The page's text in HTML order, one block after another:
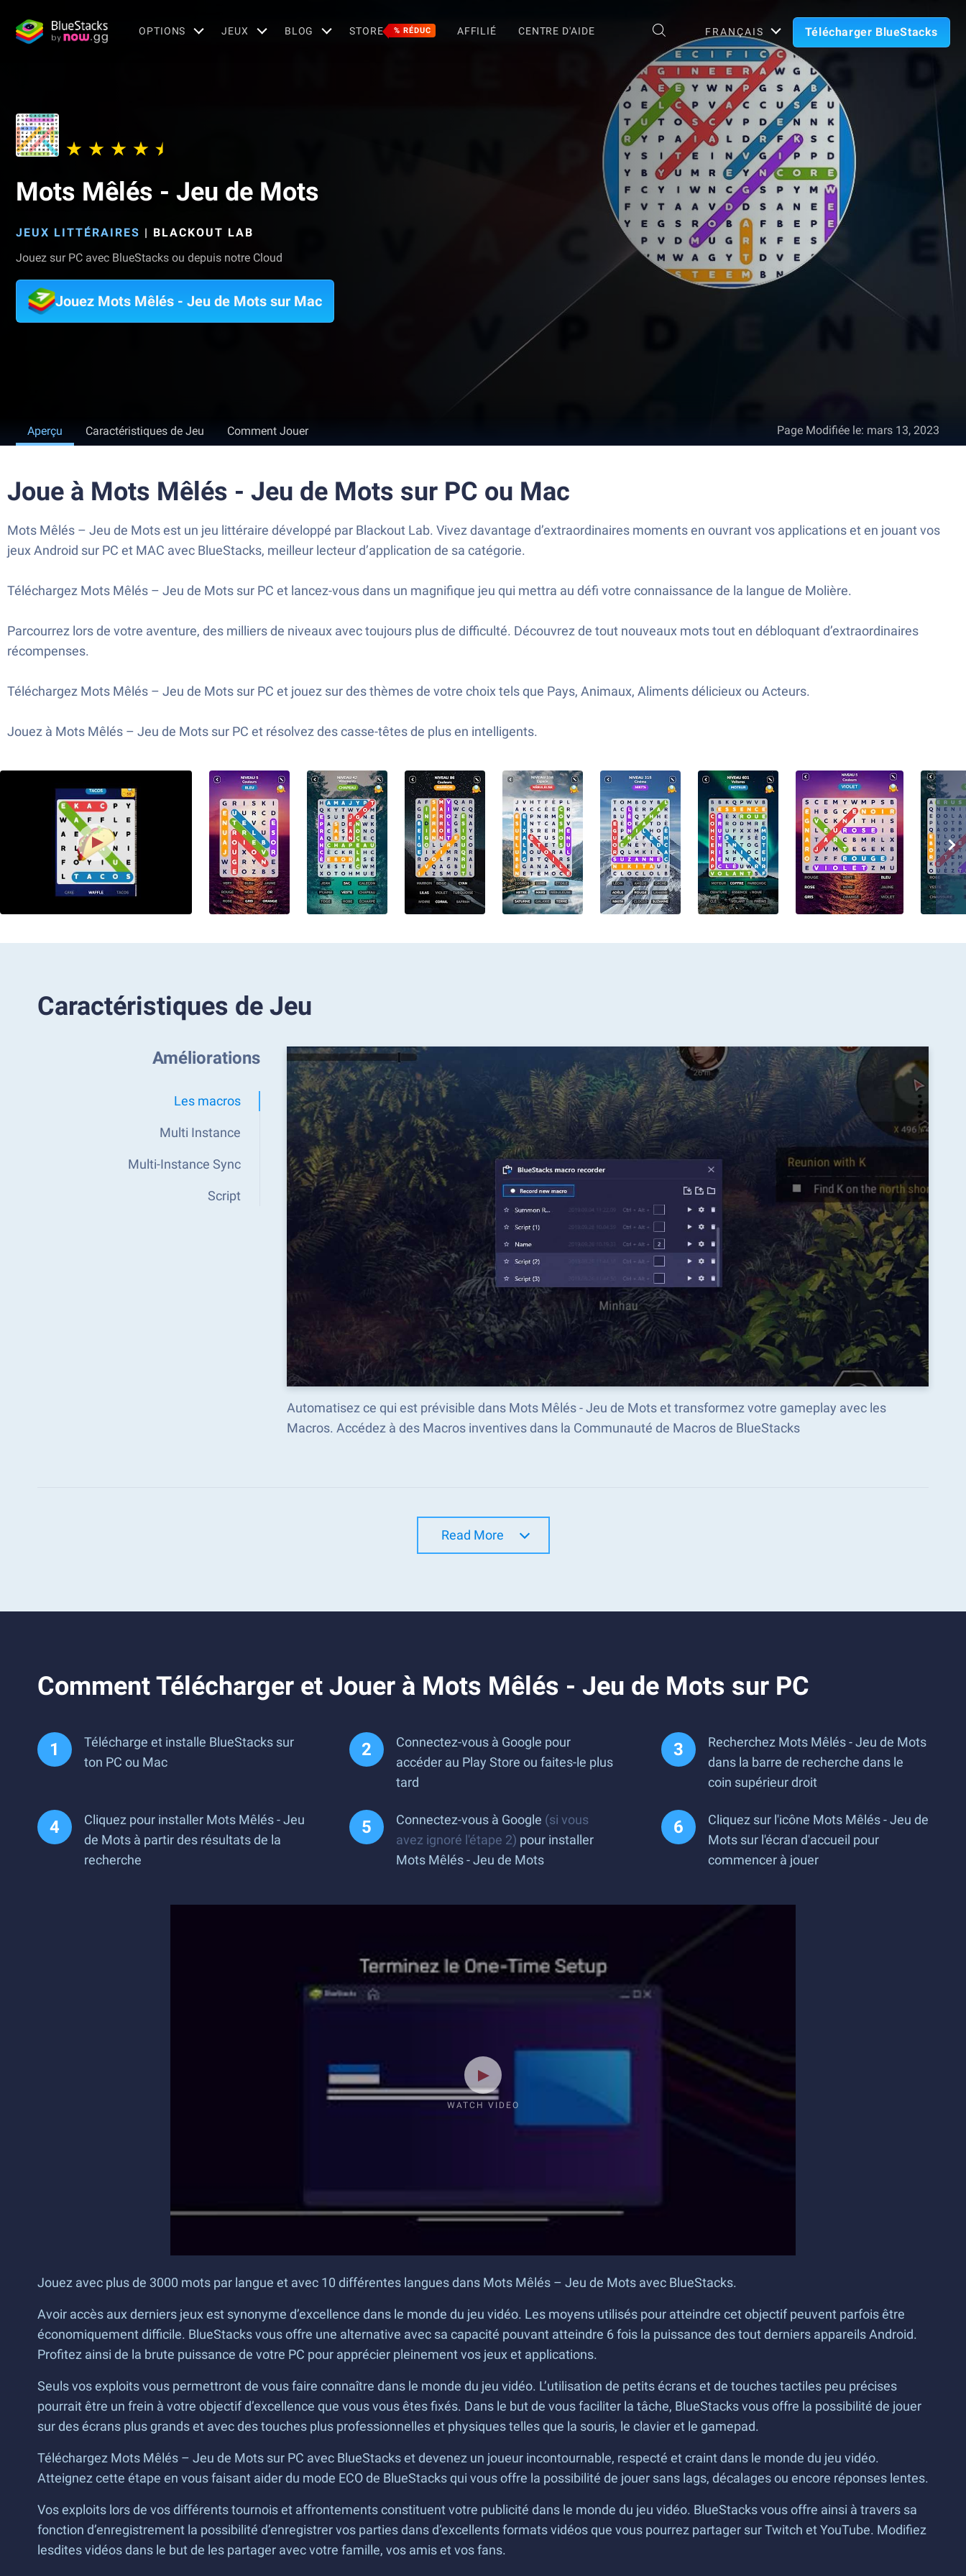
OPTIONS JEUX BLOG STORE % RÉDUC AFFILIÉ CENTRE D'AIDE FRANÇAIS Télécharger BlueStacks
Mots Mêlés - Jeu de Mots
JEUX LITTÉRAIRES | BLACKOUT LAB
Jouez sur PC avec BlueStacks ou depuis notre Cloud
Jouez Mots Mêlés - Jeu de Mots sur Mac
Aperçu Caractéristiques de Jeu Comment Jouer Page Modifiée le: mars 13, 2023
Joue à Mots Mêlés - Jeu de Mots sur PC ou Mac
Mots Mêlés – Jeu de Mots est un jeu littéraire développé par Blackout Lab. Vivez davantage d’extraordinaires moments en ouvrant vos applications et en jouant vos
jeux Android sur PC et MAC avec BlueStacks, meilleur lecteur d’application de sa catégorie.
Téléchargez Mots Mêlés – Jeu de Mots sur PC et lancez-vous dans un magnifique jeu qui mettra au défi votre connaissance de la langue de Molière.
Parcourrez lors de votre aventure, des milliers de niveaux avec toujours plus de difficulté. Découvrez de tout nouveaux mots tout en débloquant d’extraordinaires
récompenses.
Téléchargez Mots Mêlés – Jeu de Mots sur PC et jouez sur des thèmes de votre choix tels que Pays, Animaux, Aliments délicieux ou Acteurs.
Jouez à Mots Mêlés – Jeu de Mots sur PC et résolvez des casse-têtes de plus en intelligents.
Caractéristiques de Jeu
Améliorations
Les macros
Multi Instance
Multi-Instance Sync
Script
Automatisez ce qui est prévisible dans Mots Mêlés - Jeu de Mots et transformez votre gameplay avec les
Macros. Accédez à des Macros inventives dans la Communauté de Macros de BlueStacks
Read More
Comment Télécharger et Jouer à Mots Mêlés - Jeu de Mots sur PC
Télécharge et installe BlueStacks sur
ton PC ou Mac
Connectez-vous à Google pour
accéder au Play Store ou faites-le plus
tard
Recherchez Mots Mêlés - Jeu de Mots
dans la barre de recherche dans le
coin supérieur droit
Cliquez pour installer Mots Mêlés - Jeu
de Mots à partir des résultats de la
recherche
Connectez-vous à Google (si vous
avez ignoré l'étape 2) pour installer
Mots Mêlés - Jeu de Mots
Cliquez sur l'icône Mots Mêlés - Jeu de
Mots sur l'écran d'accueil pour
commencer à jouer
WATCH VIDEO
Jouez avec plus de 3000 mots par langue et avec 10 différentes langues dans Mots Mêlés – Jeu de Mots avec BlueStacks.
Avoir accès aux derniers jeux est synonyme d’excellence dans le monde du jeu vidéo. Les moyens utilisés pour atteindre cet objectif peuvent parfois être
économiquement difficile. BlueStacks vous offre une alternative avec sa capacité pouvant atteindre 6 fois la puissance des tout derniers appareils Android.
Profitez ainsi de la brute puissance de votre PC pour apprécier pleinement vos jeux et applications.
Seuls vos exploits vous permettront de vous faire connaître dans le monde du jeu vidéo. L’utilisation de petits écrans et de touches tactiles peu précises
pourrait être un frein à votre objectif d’excellence que vous vous êtes fixés. Dans le but de vous faciliter la tâche, BlueStacks vous offre la possibilité de jouer
sur des écrans plus grands et avec des touches plus professionnelles et physiques telles que la souris, le clavier et le gamepad.
Téléchargez Mots Mêlés – Jeu de Mots sur PC avec BlueStacks et devenez un joueur incontournable, respecté et craint dans le monde du jeu vidéo.
Atteignez cette étape en vous faisant aider du mode ECO de BlueStacks qui vous offre la possibilité de jouer sans lags, décalages ou encore réponses lentes.
Vos exploits lors de vos différents tournois et affrontements constituent votre publicité dans le monde du jeu vidéo. BlueStacks vous offre ainsi à travers sa
fonction d’enregistrement la possibilité d’enregistrer vos parties dans d’excellents formats vidéos que vous pourrez partager sur Twitch et YouTube. Modifiez
lesdites vidéos dans le but de les partager avec votre famille, vos amis et vos fans.